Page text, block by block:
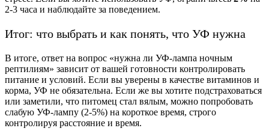
2-3 часа и наблюдайте за поведением.
Итог: что выбрать и как понять, что УФ нужна
В итоге, ответ на вопрос «нужна ли УФ-лампа ночным
рептилиям» зависит от вашей готовности контролировать
питание и условий. Если вы уверены в качестве витаминов и
корма, УФ не обязательна. Если же вы хотите подстраховаться
или заметили, что питомец стал вялым, можно попробовать
слабую УФ-лампу (2-5%) на короткое время, строго
контролируя расстояние и время.